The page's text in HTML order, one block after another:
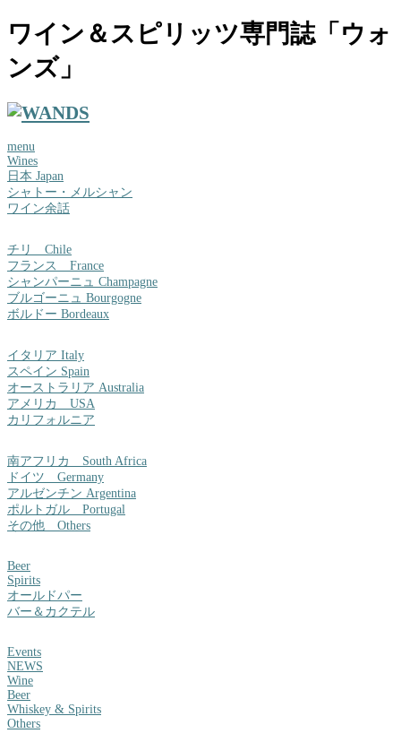
ワイン＆スピリッツ専門誌「ウォ
ンズ」
menu
Wines
日本 Japan
シャトー・メルシャン
ワイン余話
チリ Chile
フランス France
シャンパーニュ Champagne
ブルゴーニュ Bourgogne
ボルドー Bordeaux
イタリア Italy
スペイン Spain
オーストラリア Australia
アメリカ USA
カリフォルニア
南アフリカ South Africa
ドイツ Germany
アルゼンチン Argentina
ポルトガル Portugal
その他 Others
Beer
Spirits
オールドパー
バー＆カクテル
Events
NEWS
Wine
Beer
Whiskey & Spirits
Others